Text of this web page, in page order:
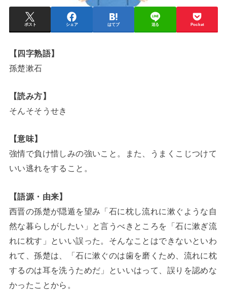
ポスト シェア はてブ 送る Pocket
【四字熟語】
孫楚漱石
【読み方】
そんそそうせき
【意味】
強情で負け惜しみの強いこと。また、うまくこじつけて
いい逃れをすること。
【語源・由来】
西晋の孫楚が隠遁を望み「石に枕し流れに漱ぐような自
然な暮らしがしたい」と言うべきところを「石に漱ぎ流
れに枕す」といい誤った。そんなことはできないといわ
れて、孫楚は、「石に漱ぐのは歯を磨くため、流れに枕
するのは耳を洗うためだ」といいはって、誤りを認めな
かったことから。